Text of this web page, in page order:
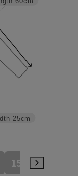
25cm
15号